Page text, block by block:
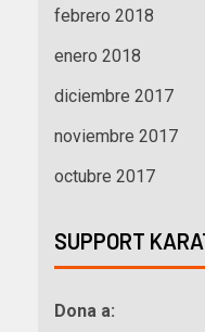
febrero 2018
enero 2018
diciembre 2017
noviembre 2017
octubre 2017
SUPPORT
Dona a: